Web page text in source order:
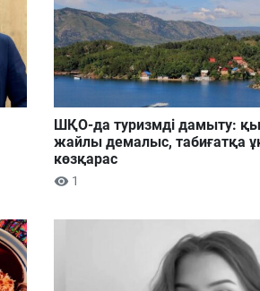
ШҚО-да туризмді дамыту:
жайлы демалыс, табиғатқа
көзқарас
1